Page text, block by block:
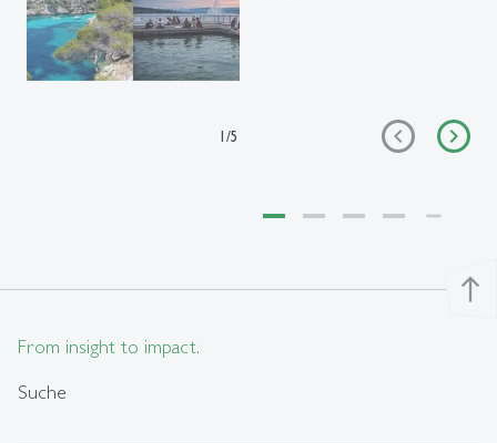
1/5
north
From insight to impact.
Suche